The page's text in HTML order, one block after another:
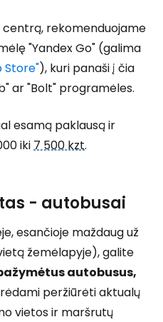
rekomenduojame
"Yandex Go" (galima
Store"), kuri panaši į čia
ar "Bolt" programėles.
esamą paklausą ir
iki7 500 kzt.
- autobusai
esančioje maždaug už
žemėlapyje), galite
autobusus,
peržiūrėti aktualų
vietos ir maršrutų